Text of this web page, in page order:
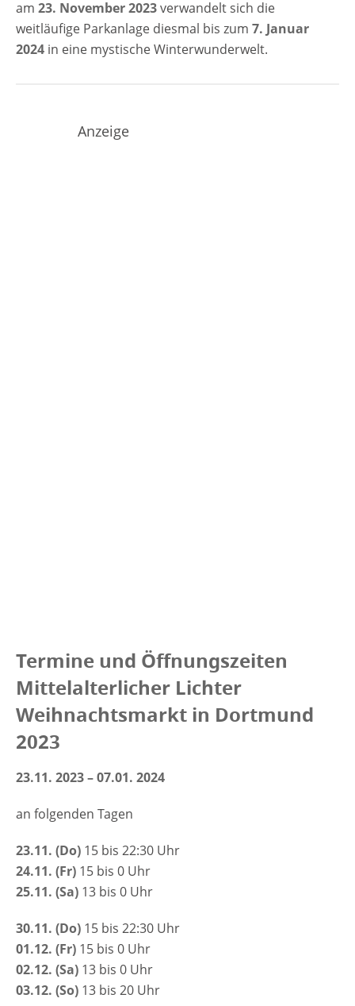
am 23. November 2023verwandelt sich die
weitläufige Parkanlage diesmal bis zum 7. Januar
2024 in eine mystische Winterwunderwelt.
Anzeige
Termine und Öffnungszeiten
Mittelalterlicher Lichter
Weihnachtsmarkt in Dortmund
2023
23.11. 2023 – 07.01. 2024
an folgenden Tagen
23.11. (Do) 15 bis 22:30 Uhr
24.11. (Fr) 15 bis 0 Uhr
25.11. (Sa) 13 bis 0 Uhr
30.11. (Do) 15 bis 22:30 Uhr
01.12. (Fr) 15 bis 0 Uhr
02.12. (Sa) 13 bis 0 Uhr
03.12. (So) 13 bis 20 Uhr